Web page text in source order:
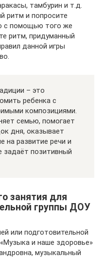
тамбурин и т.д.
ритм и попросите
с помощью того же
ритм, придуманный
данной игры
– это
ребенка с
композициями.
семью, помогает
дня, оказывает
на развитие речи и
задаёт позитивный
занятия для
группы ДОУ
или подготовительной
и наше здоровье»
музыкальный